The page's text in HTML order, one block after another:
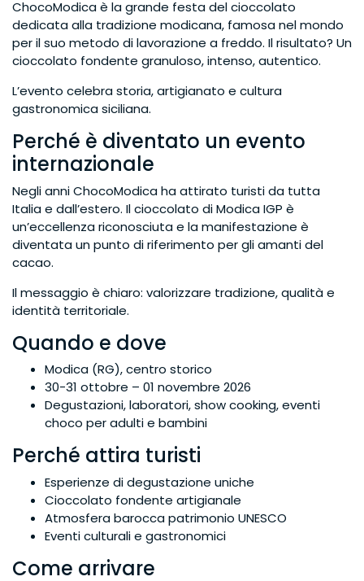
ChocoModica è la grande festa del cioccolato
dedicata alla tradizione modicana, famosa nel mondo
per il suo metodo di lavorazione a freddo. Il risultato? Un
cioccolato fondente granuloso, intenso, autentico.
L’evento celebra storia, artigianato e cultura
gastronomica siciliana.
Perché è diventato un evento
internazionale
Negli anni ChocoModica ha attirato turisti da tutta
Italia e dall’estero. Il cioccolato di Modica IGP è
un’eccellenza riconosciuta e la manifestazione è
diventata un punto di riferimento per gli amanti del
cacao.
Il messaggio è chiaro: valorizzare tradizione, qualità e
identità territoriale.
Quando e dove
Modica (RG), centro storico
30-31 ottobre – 01 novembre 2026
Degustazioni, laboratori, show cooking, eventi
choco per adulti e bambini
Perché attira turisti
Esperienze di degustazione uniche
Cioccolato fondente artigianale
Atmosfera barocca patrimonio UNESCO
Eventi culturali e gastronomici
Come arrivare